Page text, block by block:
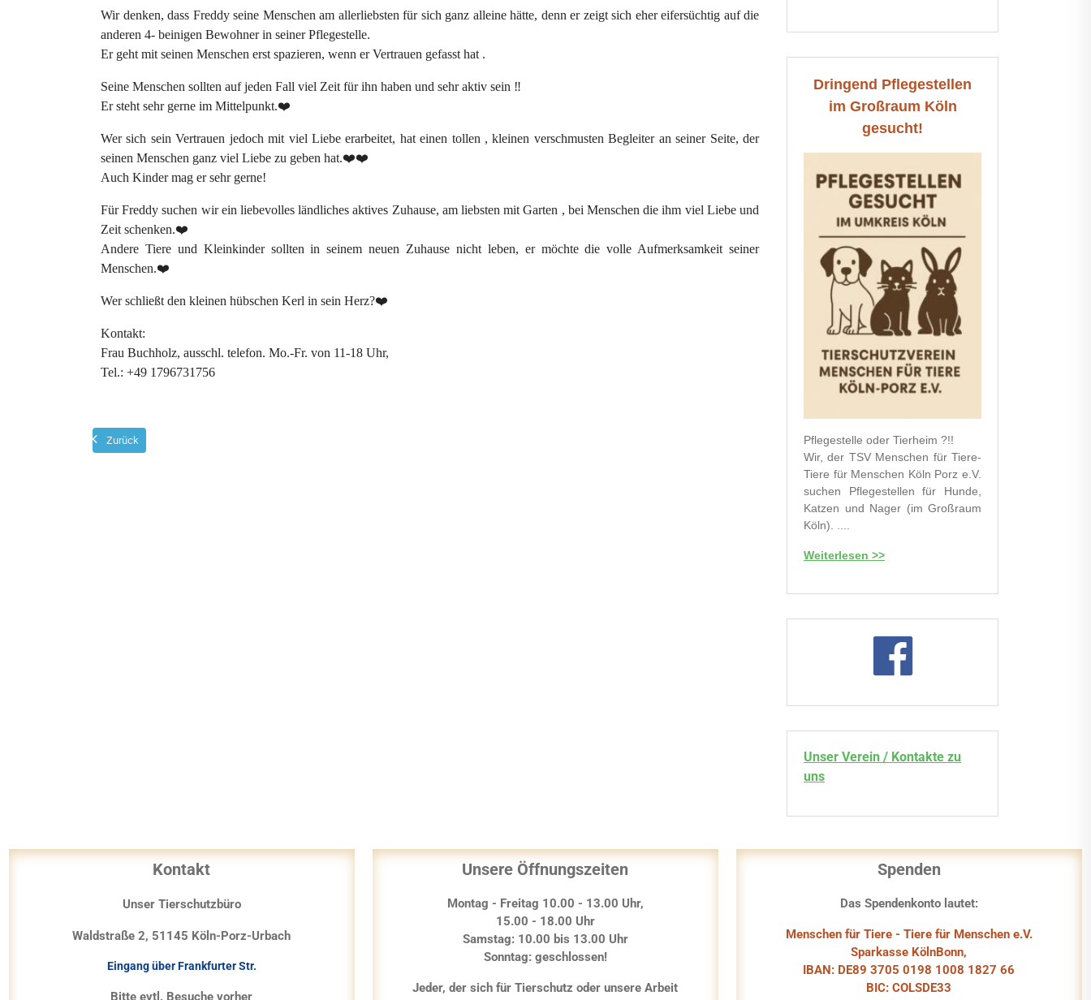
Wir denken, dass Freddy seine Menschen am allerliebsten für sich ganz alleine hätte, denn er zeigt sich eher eifersüchtig auf die
anderen 4- beinigen Bewohner in seiner Pflegestelle.
Er geht mit seinen Menschen erst spazieren, wenn er Vertrauen gefasst hat .
Seine Menschen sollten auf jeden Fall viel Zeit für ihn haben und sehr aktiv sein ‼️
Er steht sehr gerne im Mittelpunkt.❤️
Wer sich sein Vertrauen jedoch mit viel Liebe erarbeitet, hat einen tollen , kleinen verschmusten Begleiter an seiner Seite, der
seinen Menschen ganz viel Liebe zu geben hat.❤️❤️
Auch Kinder mag er sehr gerne!
Für Freddy suchen wir ein liebevolles ländliches aktives Zuhause, am liebsten mit Garten , bei Menschen die ihm viel Liebe und
Zeit schenken.❤️
Andere Tiere und Kleinkinder sollten in seinem neuen Zuhause nicht leben, er möchte die volle Aufmerksamkeit seiner
Menschen.❤️
Wer schließt den kleinen hübschen Kerl in sein Herz?❤️
Kontakt:
Frau Buchholz, ausschl. telefon. Mo.-Fr. von 11-18 Uhr,
Tel.: +49 1796731756
Zurück
Dringend Pflegestellen
im Großraum Köln
gesucht!
Pflegestelle oder Tierheim ?!!
Wir, der TSV Menschen für Tiere-
Tiere für Menschen Köln Porz e.V.
suchen Pflegestellen für Hunde,
Katzen und Nager (im Großraum
Köln). ....
Weiterlesen >>
Unser Verein / Kontakte zu
uns
Kontakt
Unser Tierschutzbüro
Waldstraße 2, 51145 Köln-Porz-Urbach
Eingang über Frankfurter Str.
Bitte evtl. Besuche vorher
Unsere Öffnungszeiten
Montag - Freitag 10.00 - 13.00 Uhr,
15.00 - 18.00 Uhr
Samstag: 10.00 bis 13.00 Uhr
Sonntag: geschlossen!
Jeder, der sich für Tierschutz oder unsere Arbeit
Spenden
Das Spendenkonto lautet:
Menschen für Tiere - Tiere für Menschen e.V.
Sparkasse KölnBonn,
IBAN: DE89 3705 0198 1008 1827 66
BIC: COLSDE33